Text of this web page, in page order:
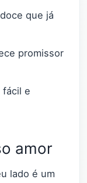
que já
promissor
fácil e
amor
lado é um